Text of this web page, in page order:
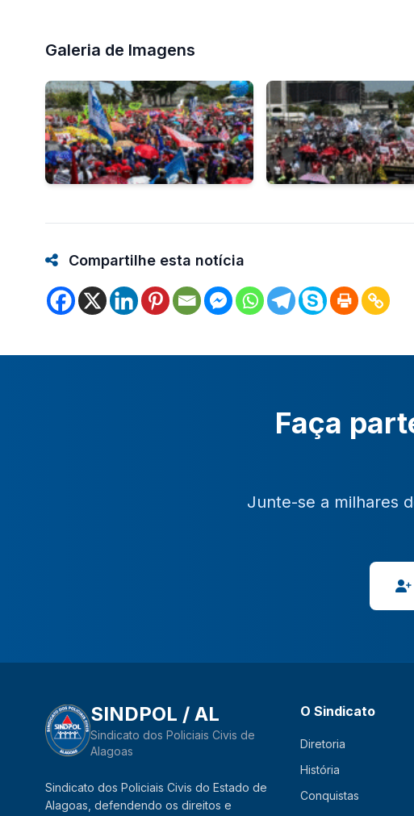
Galeria de Imagens
Compartilhe esta notícia
Faça
Junte-se a milhares
SINDPOL / AL
Sindicato dos Policiais Civis de
Alagoas
Sindicato dos Policiais Civis do Estado de
Alagoas, defendendo os direitos e
O Sindicato
Diretoria
História
Conquistas